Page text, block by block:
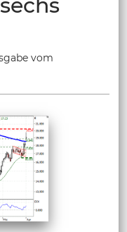
vom